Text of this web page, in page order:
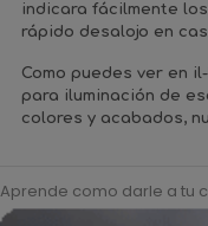
indicara fácilmente
rápido desalojo en
Como puedes ver en
para iluminación de
colores y acabados,
Aprende como darle a tu